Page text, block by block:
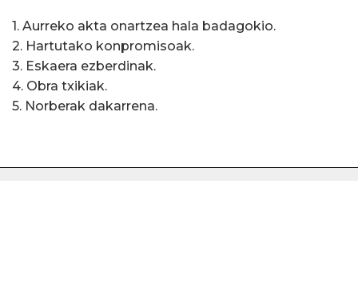
1. Aurreko akta onartzea hala badagokio.
2. Hartutako konpromisoak.
3. Eskaera ezberdinak.
4. Obra txikiak.
5. Norberak dakarrena.